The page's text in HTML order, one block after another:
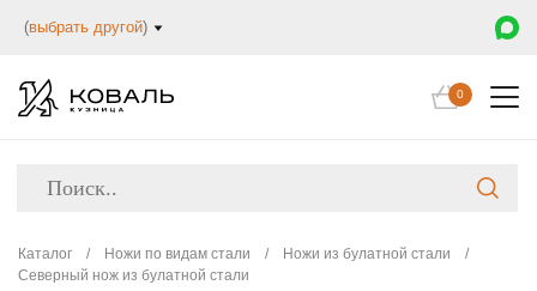
(выбрать другой)
0
Каталог / Ножи по видам стали / Ножи из булатной стали
/
Северный нож из булатной стали